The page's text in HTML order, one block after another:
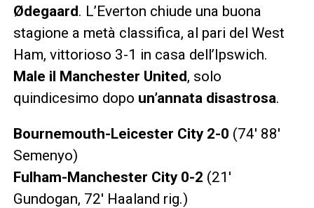
Ødegaard. L’Everton chiude una buona
stagione a metà classifica, al pari del West
Ham, vittorioso 3-1 in casa dell’Ipswich.
Male il Manchester United, solo
quindicesimo dopo un’annata disastrosa.
Bournemouth-Leicester City 2-0 (74′ 88′
Semenyo)
Fulham-Manchester City 0-2 (21′
Gundogan, 72′ Haaland rig.)